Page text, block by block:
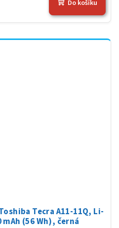
Do košíku
Tecra A11-11Q, Li-
mAh (56 Wh), černá